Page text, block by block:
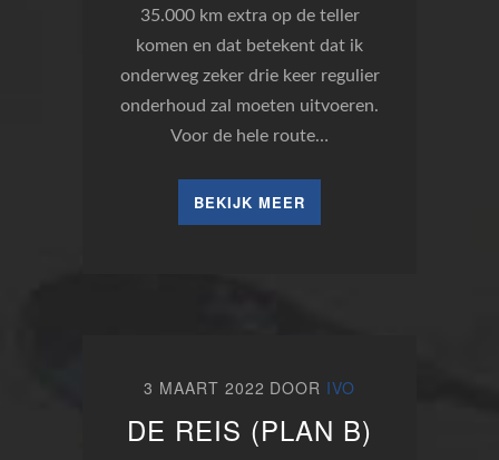
35.000 km extra op de teller
komen en dat betekent dat ik
onderweg zeker drie keer regulier
onderhoud zal moeten uitvoeren.
Voor de hele route…
BEKIJK MEER
3 MAART 2022 DOOR IVO
DE REIS (PLAN B)